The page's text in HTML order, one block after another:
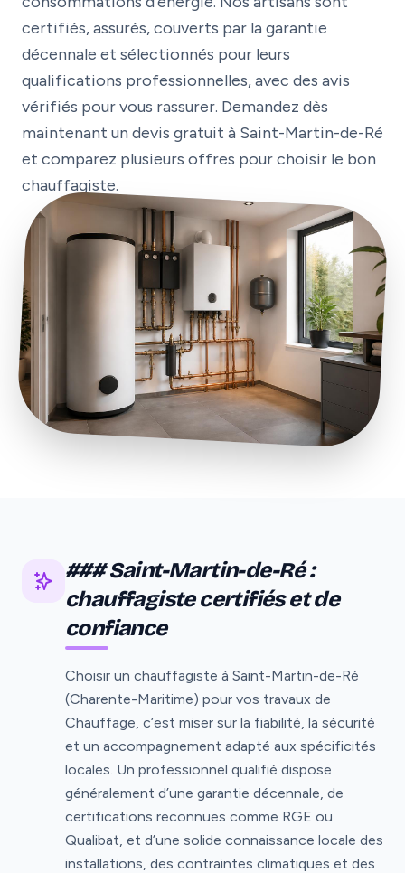
certifiés, assurés, couverts par la garantie
décennale et sélectionnés pour leurs
qualifications professionnelles, avec des avis
vérifiés pour vous rassurer. Demandez dès
maintenant un devis gratuit à Saint-Martin-de-Ré
et comparez plusieurs offres pour choisir le bon
chauffagiste.
### Saint-Martin-de-Ré :
chauffagiste certifiés et de
confiance
Choisir un chauffagiste à Saint-Martin-de-Ré
(Charente-Maritime) pour vos travaux de
Chauffage, c’est miser sur la fiabilité, la sécurité
et un accompagnement adapté aux spécificités
locales. Un professionnel qualifié dispose
généralement d’une garantie décennale, de
certifications reconnues comme RGE ou
Qualibat, et d’une solide connaissance locale des
installations, des contraintes climatiques et des